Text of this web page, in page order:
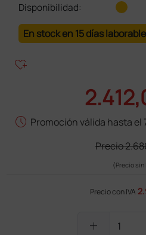
Disponibilidad:
En stock en 15 días
heart_plus
schedule Promoción válida hasta el
Precio
(Precio sin
Precio con IVA
add